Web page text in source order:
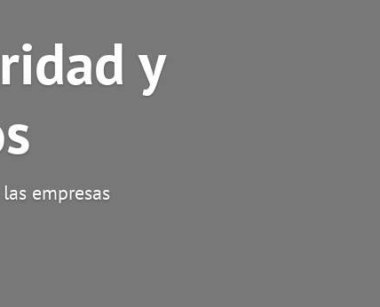
y
empresas